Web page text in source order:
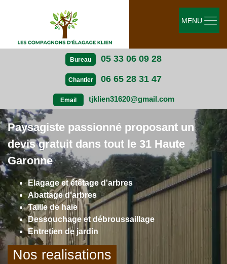
Bureau 05 33 06 09 28
Chantier 06 65 28 31 47
Email tjklien31620@gmail.com
MENU
Paysagiste passionné proposant un
devis gratuit dans tout le 31 Haute
Garonne
Elagage et étêtage d'arbres
Abattage d'arbres
Taille de haie
Dessouchage et débroussaillage
Entretien de jardin
Nos realisations